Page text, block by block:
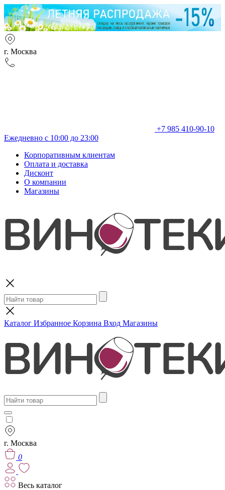
г. Москва
+7 985 410-90-10
Ежедневно с 10:00 до 23:00
Корпоративным клиентам
Оплата и доставка
Дисконт
О компании
Магазины
Каталог Избранное Корзина Вход Магазины
г. Москва
0
Весь каталог